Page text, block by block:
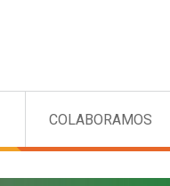
COLABORAMOS